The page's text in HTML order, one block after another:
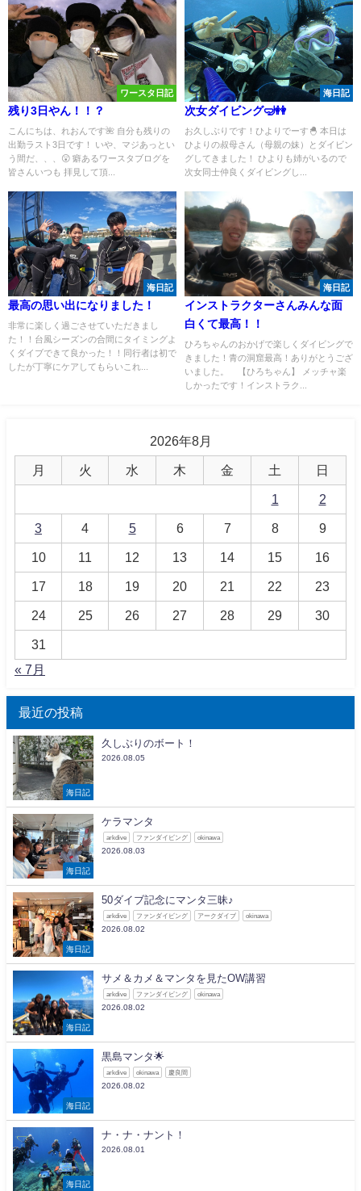
ワースタ日記
残り3日やん！！？
こんにちは、れおんです🌺 自分も残りの
出勤ラスト3日です！ いや、マジあっとい
う間だ、、、😲 癖あるワースタブログを
皆さんいつも 拝見して頂...
海日記
次女ダイビング🤿👭
お久しぶりです！ひよりでーす🐣 本日は
ひよりの叔母さん（母親の妹）とダイビン
グしてきました！ ひよりも姉がいるので
次女同士仲良くダイビングし...
海日記
最高の思い出になりました！
非常に楽しく過ごさせていただきまし
た！！台風シーズンの合間にタイミングよ
くダイブできて良かった！！同行者は初で
したが丁寧にケアしてもらいこれ...
海日記
インストラクターさんみんな面
白くて最高！！
ひろちゃんのおかげで楽しくダイビングで
きました！青の洞窟最高！ありがとうござ
いました。 【ひろちゃん】 メッチャ楽
しかったです！インストラク...
2026年8月
月 火 水 木 金 土 日
1 2
3 4 5 6 7 8 9
10 11 12 13 14 15 16
17 18 19 20 21 22 23
24 25 26 27 28 29 30
31
« 7月
最近の投稿
海日記
久しぶりのボート！
2026.08.05
海日記
ケラマンタ
arkdive ファンダイビング okinawa
2026.08.03
海日記
50ダイブ記念にマンタ三昧♪
arkdive ファンダイビング アークダイブ okinawa
2026.08.02
海日記
サメ＆カメ＆マンタを見たOW講習
arkdive ファンダイビング okinawa
2026.08.02
海日記
黒島マンタ🌟
arkdive okinawa 慶良間
2026.08.02
海日記
ナ・ナ・ナント！
2026.08.01